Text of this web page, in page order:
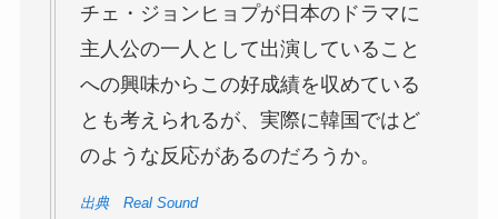
チェ・ジョンヒョプが日本のドラマに
主人公の一人として出演していること
への興味からこの好成績を収めている
とも考えられるが、実際に韓国ではど
のような反応があるのだろうか。
出典 Real Sound